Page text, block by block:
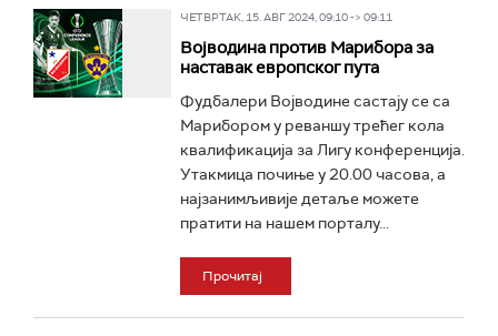
ЧЕТВРТАК, 15. АВГ 2024, 09:10 -> 09:11
Војводина против Марибора за
наставак европског пута
Фудбалери Војводине састају се са
Марибором у реваншу трећег кола
квалификација за Лигу конференција.
Утакмица почиње у 20.00 часова, а
најзанимљивије детаље можете
пратити на нашем порталу...
Прочитај